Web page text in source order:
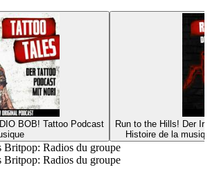
BOB! Tattoo Podcast
Run to the Hills! Der
Histoire de la
Radios du groupe
Radios du groupe